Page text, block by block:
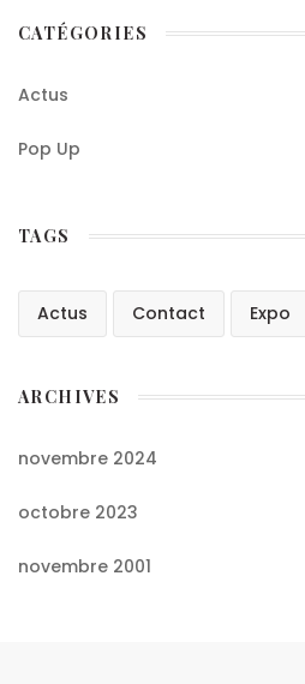
CATÉGORIES
Actus
Pop Up
TAGS
Actus Contact Expo
ARCHIVES
novembre 2024
octobre 2023
novembre 2001